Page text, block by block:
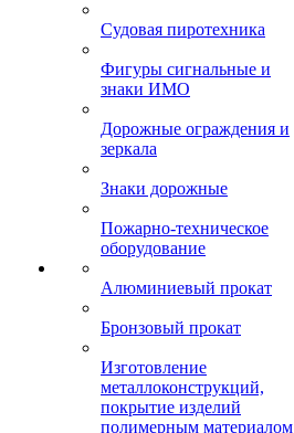
Судовая пиротехника
Фигуры сигнальные и
знаки ИМО
Дорожные ограждения и
зеркала
Знаки дорожные
Пожарно-техническое
оборудование
Алюминиевый прокат
Бронзовый прокат
Изготовление
металлоконструкций,
покрытие изделий
полимерным материалом